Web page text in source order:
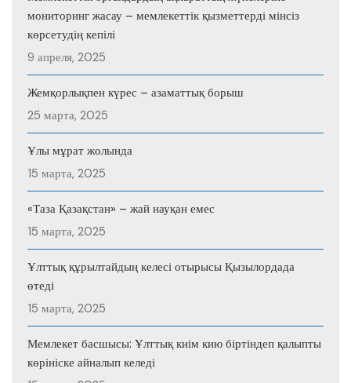
мониторинг жасау – мемлекеттік қызметтерді мінсіз
көрсетудің кепілі
9 апреля, 2025
Жемқорлықпен күрес – азаматтық борыш
25 марта, 2025
Ұлы мұрат жолында
15 марта, 2025
«Таза Қазақстан» – жай науқан емес
15 марта, 2025
Ұлттық құрылтайдың келесі отырысы Қызылордада
өтеді
15 марта, 2025
Мемлекет басшысы: Ұлттық киім кию біртіндеп қалыпты
көрініске айналып келеді